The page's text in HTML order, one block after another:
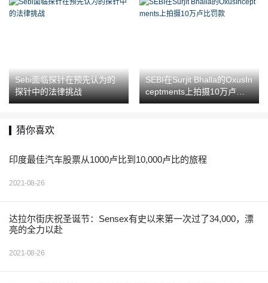
Sebi面临探针在预先认为的
探针中的法律挑战
SEBI在Surjit Bhalla的OxusIn
ceptments上拍摄10万卢比罚
款
猜你喜欢
印度最佳汽车股票从1000卢比到10,000卢比的旅程
2021-08-26
达拉尔街庆祝圣诞节：Sensex有史以来第一次过了34,000，漂
亮的全力以赴
2021-08-26